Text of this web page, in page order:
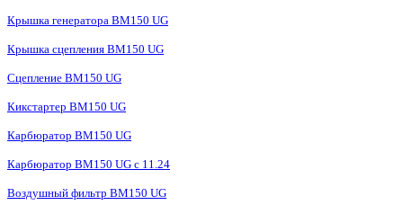
Крышка генератора BM150 UG
Крышка сцепления BM150 UG
Сцепление BM150 UG
Кикстартер BM150 UG
Карбюратор BM150 UG
Карбюратор BM150 UG с 11.24
Воздушный фильтр BM150 UG